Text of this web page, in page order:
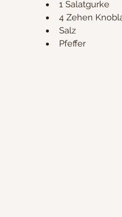
1 Salatgurke
4 Zehen
Salz
Pfeffer